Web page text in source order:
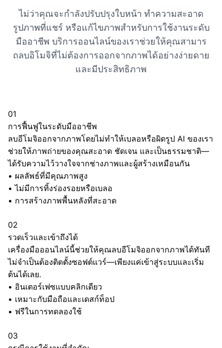
ไม่ว่าคุณจะกำลังปรับปรุงใบหน้า ทำความสะอาด
รูปภาพที่แชร์ หรือแก้ไขภาพสำหรับการใช้งานระดับ
มืออาชีพ บริการออนไลน์ของเราช่วยให้คุณสามาร
ถลบอิโมจิที่ไม่ต้องการออกจากภาพได้อย่างง่ายดาย
และมีประสิทธิภาพ
01
การฟื้นฟูในระดับมืออาชีพ
ลบอีโมจิออกจากภาพโดยไม่ทำให้เบลอหรือผิดรูป AI ของเรา
ช่วยให้ภาพถ่ายของคุณสะอาด ชัดเจน และเป็นธรรมชาติ—
ได้รับความไว้วางใจจากช่างภาพและผู้สร้างเหมือนกัน
• ผลลัพธ์ที่มีคุณภาพสูง
• ไม่มีการทิ้งร่องรอยหรือเบลอ
• การสร้างภาพพื้นหลังที่สะอาด
02
รวดเร็วและเข้าถึงได้
เครื่องมือออนไลน์นี้ช่วยให้คุณลบอีโมจิออกจากภาพได้ทันที
ไม่จำเป็นต้องติดตั้งซอฟต์แวร์—เพียงแค่เข้าสู่ระบบและเริ่ม
ต้นได้เลย.
• อินเตอร์เฟซแบบคลิกเดียว
• เหมาะกับมือถือและเดสก์ท็อป
• ฟรีในการทดลองใช้
03